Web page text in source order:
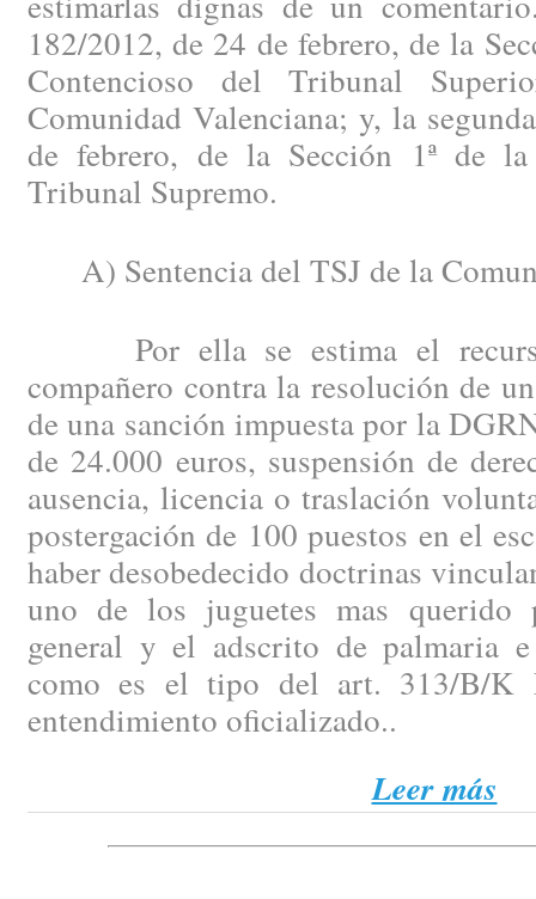
182/2012, de 24 de febrero, de la
Contencioso del Tribunal
Comunidad Valenciana; y, la
de febrero, de la Sección 1ª de
Tribunal Supremo.
A) Sentencia del TSJ de la
Por ella se estima el
compañero contra la resolución de
de una sanción impuesta por la
de 24.000 euros, suspensión de
ausencia, licencia o traslación
postergación de 100 puestos en el
haber desobedecido doctrinas
uno de los juguetes mas querido
general y el adscrito de palmaria
como es el tipo del art. 313/B/K
entendimiento oficializado..
Leer más